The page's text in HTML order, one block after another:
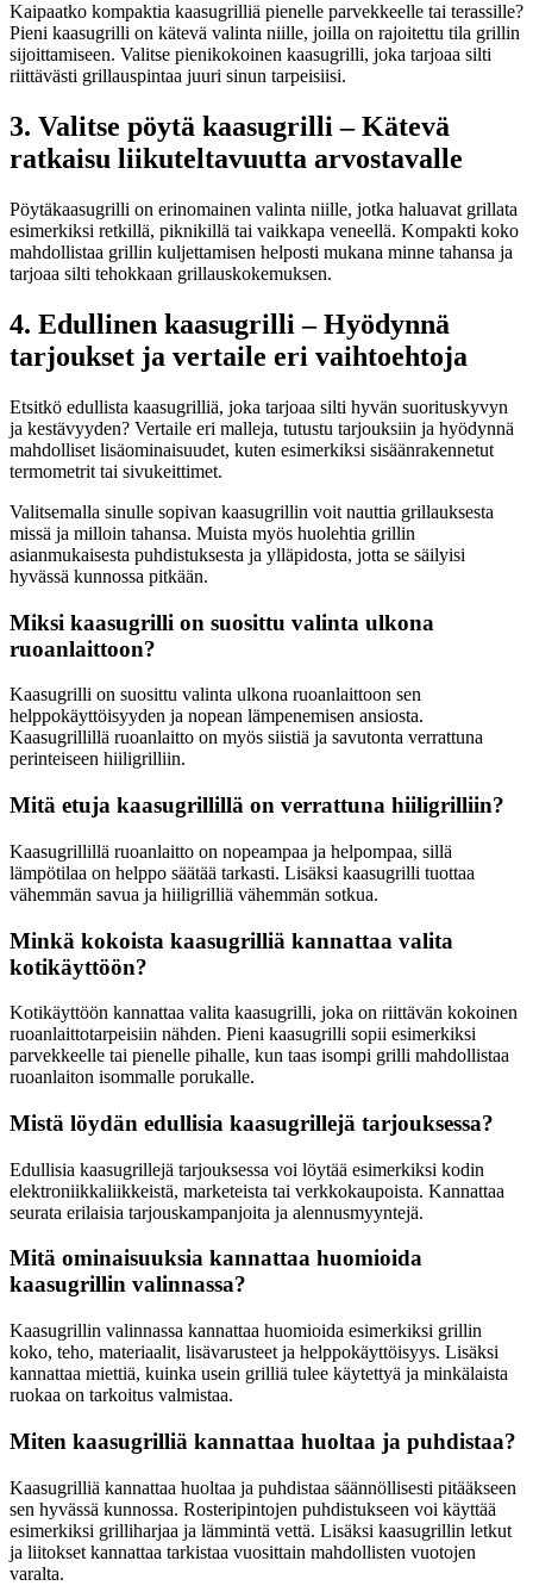
Kaipaatko kompaktia kaasugrilliä pienelle parvekkeelle tai terassille?
Pieni kaasugrilli on kätevä valinta niille, joilla on rajoitettu tila grillin
sijoittamiseen. Valitse pienikokoinen kaasugrilli, joka tarjoaa silti
riittävästi grillauspintaa juuri sinun tarpeisiisi.
3. Valitse pöytä kaasugrilli – Kätevä
ratkaisu liikuteltavuutta arvostavalle
Pöytäkaasugrilli on erinomainen valinta niille, jotka haluavat grillata
esimerkiksi retkillä, piknikillä tai vaikkapa veneellä. Kompakti koko
mahdollistaa grillin kuljettamisen helposti mukana minne tahansa ja
tarjoaa silti tehokkaan grillauskokemuksen.
4. Edullinen kaasugrilli – Hyödynnä
tarjoukset ja vertaile eri vaihtoehtoja
Etsitkö edullista kaasugrilliä, joka tarjoaa silti hyvän suorituskyvyn
ja kestävyyden? Vertaile eri malleja, tutustu tarjouksiin ja hyödynnä
mahdolliset lisäominaisuudet, kuten esimerkiksi sisäänrakennetut
termometrit tai sivukeittimet.
Valitsemalla sinulle sopivan kaasugrillin voit nauttia grillauksesta
missä ja milloin tahansa. Muista myös huolehtia grillin
asianmukaisesta puhdistuksesta ja ylläpidosta, jotta se säilyisi
hyvässä kunnossa pitkään.
Miksi kaasugrilli on suosittu valinta ulkona
ruoanlaittoon?
Kaasugrilli on suosittu valinta ulkona ruoanlaittoon sen
helppokäyttöisyyden ja nopean lämpenemisen ansiosta.
Kaasugrillillä ruoanlaitto on myös siistiä ja savutonta verrattuna
perinteiseen hiiligrilliin.
Mitä etuja kaasugrillillä on verrattuna hiiligrilliin?
Kaasugrillillä ruoanlaitto on nopeampaa ja helpompaa, sillä
lämpötilaa on helppo säätää tarkasti. Lisäksi kaasugrilli tuottaa
vähemmän savua ja hiiligrilliä vähemmän sotkua.
Minkä kokoista kaasugrilliä kannattaa valita
kotikäyttöön?
Kotikäyttöön kannattaa valita kaasugrilli, joka on riittävän kokoinen
ruoanlaittotarpeisiin nähden. Pieni kaasugrilli sopii esimerkiksi
parvekkeelle tai pienelle pihalle, kun taas isompi grilli mahdollistaa
ruoanlaiton isommalle porukalle.
Mistä löydän edullisia kaasugrillejä tarjouksessa?
Edullisia kaasugrillejä tarjouksessa voi löytää esimerkiksi kodin
elektroniikkaliikkeistä, marketeista tai verkkokaupoista. Kannattaa
seurata erilaisia tarjouskampanjoita ja alennusmyyntejä.
Mitä ominaisuuksia kannattaa huomioida
kaasugrillin valinnassa?
Kaasugrillin valinnassa kannattaa huomioida esimerkiksi grillin
koko, teho, materiaalit, lisävarusteet ja helppokäyttöisyys. Lisäksi
kannattaa miettiä, kuinka usein grilliä tulee käytettyä ja minkälaista
ruokaa on tarkoitus valmistaa.
Miten kaasugrilliä kannattaa huoltaa ja puhdistaa?
Kaasugrilliä kannattaa huoltaa ja puhdistaa säännöllisesti pitääkseen
sen hyvässä kunnossa. Rosteripintojen puhdistukseen voi käyttää
esimerkiksi grilliharjaa ja lämmintä vettä. Lisäksi kaasugrillin letkut
ja liitokset kannattaa tarkistaa vuosittain mahdollisten vuotojen
varalta.